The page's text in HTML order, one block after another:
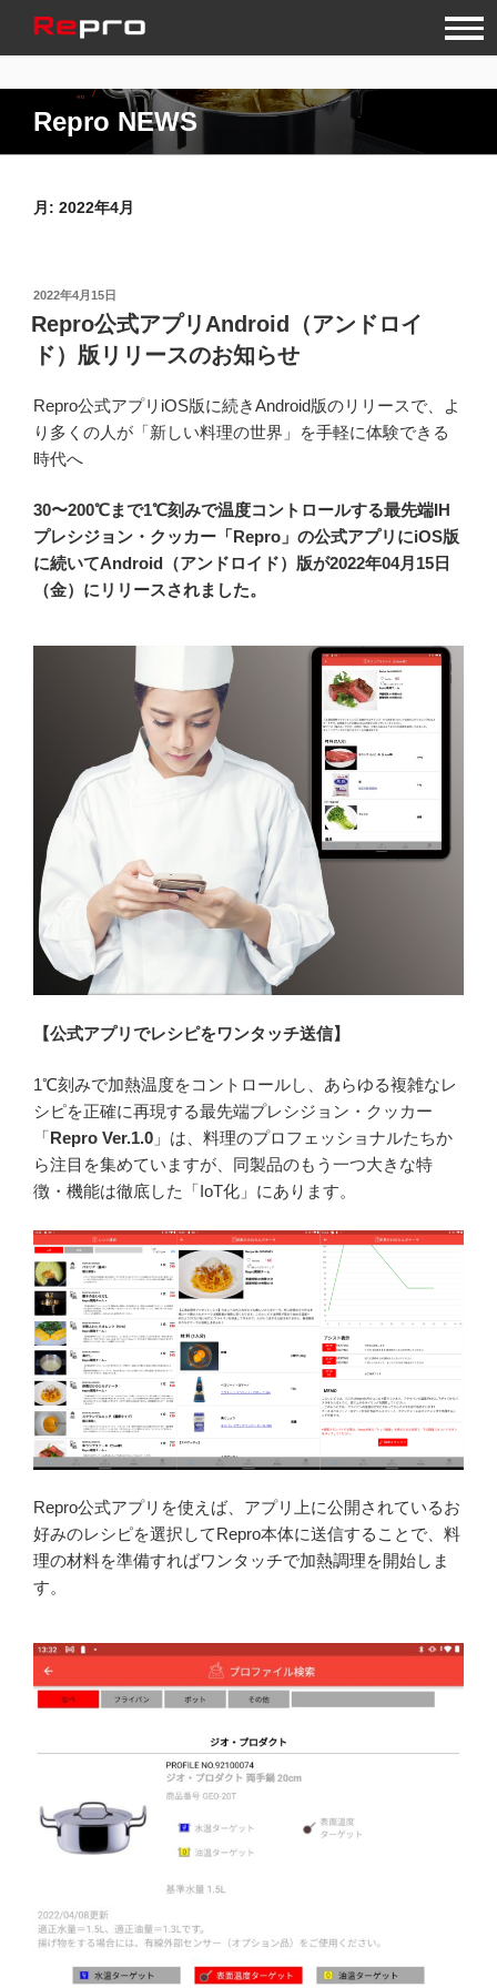
ン
Repro NEWS
月: 2022年4月
投
稿
日:
2022年4月15日
Repro公式アプリAndroid（アンドロイ
ド）版リリースのお知らせ
Repro公式アプリiOS版に続きAndroid版のリリースで、よ
り多くの人が「新しい料理の世界」を手軽に体験できる
時代へ
30〜200℃まで1℃刻みで温度コントロールする最先端IH
プレシジョン・クッカー「Repro」の公式アプリにiOS版
に続いてAndroid（アンドロイド）版が2022年04月15日
（金）にリリースされました。
【公式アプリでレシピをワンタッチ送信】
1℃刻みで加熱温度をコントロールし、あらゆる複雑なレ
シピを正確に再現する最先端プレシジョン・クッカー
「 Repro Ver.1.0 」は、料理のプロフェッショナルたちか
ら注目を集めていますが、同製品のもう一つ大きな特
徴・機能は徹底した「IoT化」にあります。
Repro公式アプリを使えば、アプリ上に公開されているお
好みのレシピを選択してRepro本体に送信することで、料
理の材料を準備すればワンタッチで加熱調理を開始しま
す。